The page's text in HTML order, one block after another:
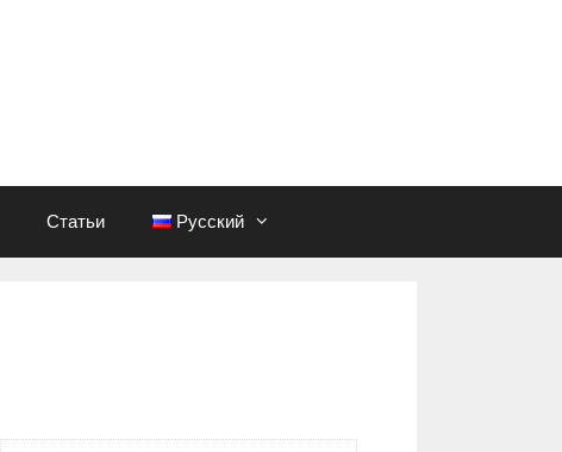
Статьи Русский